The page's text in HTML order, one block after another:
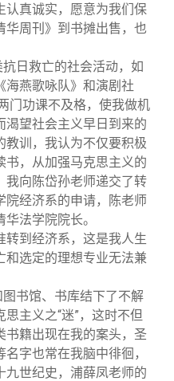
认真诚实，愿意为我们保
华周刊》到书摊出售，也
日救亡的社会活动，如
海燕歌咏队》和演剧社
门功课不及格，使我做机
渴望社会主义早日到来的
教训，我认为不仅要积极
书，从加强马克思主义的
我向陈岱孙老师递交了转
院经济系的申请，陈老师
法学院院长。
转到经济系，这是我人生
和选定的理想专业无法兼
书馆、书库结下了不解
主义之“迷”，这时不但
书籍出现在我的案头，圣
字也常在我脑中徘徊，
九世纪史，浦薛凤老师的